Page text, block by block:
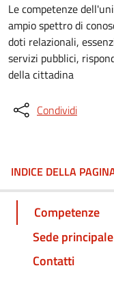
Le competenze
ampio spettro di
doti relazionali,
servizi pubblici,
della cittadina
Condividi
INDICE DELLA
Competenze
Sede principale
Contatti